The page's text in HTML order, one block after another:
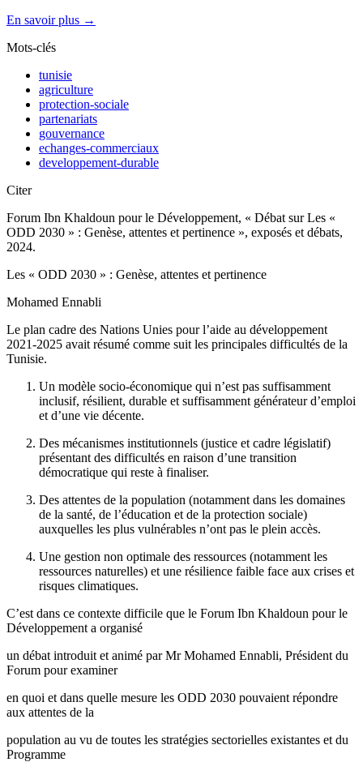
En savoir plus →
Mots-clés
tunisie
agriculture
protection-sociale
partenariats
gouvernance
echanges-commerciaux
developpement-durable
Citer
Forum Ibn Khaldoun pour le Développement, « Débat sur Les «
ODD 2030 » : Genèse, attentes et pertinence », exposés et débats,
2024.
Les « ODD 2030 » : Genèse, attentes et pertinence
Mohamed Ennabli
Le plan cadre des Nations Unies pour l’aide au développement
2021-2025 avait résumé comme suit les principales difficultés de la
Tunisie.
Un modèle socio-économique qui n’est pas suffisamment
inclusif, résilient, durable et suffisamment générateur d’emploi
et d’une vie décente.
Des mécanismes institutionnels (justice et cadre législatif)
présentant des difficultés en raison d’une transition
démocratique qui reste à finaliser.
Des attentes de la population (notamment dans les domaines
de la santé, de l’éducation et de la protection sociale)
auxquelles les plus vulnérables n’ont pas le plein accès.
Une gestion non optimale des ressources (notamment les
ressources naturelles) et une résilience faible face aux crises et
risques climatiques.
C’est dans ce contexte difficile que le Forum Ibn Khaldoun pour le
Développement a organisé
un débat introduit et animé par Mr Mohamed Ennabli, Président du
Forum pour examiner
en quoi et dans quelle mesure les ODD 2030 pouvaient répondre
aux attentes de la
population au vu de toutes les stratégies sectorielles existantes et du
Programme